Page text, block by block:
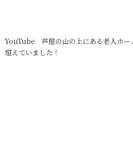
YouTube 芦屋の山の上にある老人ホー
超えていました！